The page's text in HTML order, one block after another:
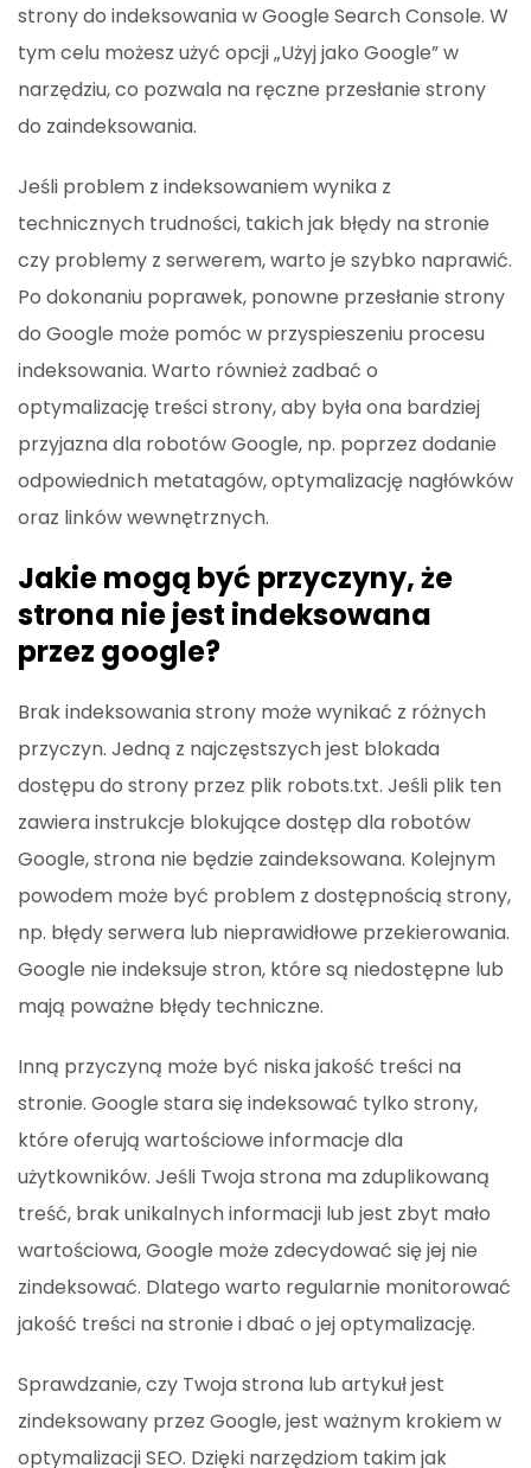
strony do indeksowania w Google Search Console. W
tym celu możesz użyć opcji „Użyj jako Google” w
narzędziu, co pozwala na ręczne przesłanie strony
do zaindeksowania.
Jeśli problem z indeksowaniem wynika z
technicznych trudności, takich jak błędy na stronie
czy problemy z serwerem, warto je szybko naprawić.
Po dokonaniu poprawek, ponowne przesłanie strony
do Google może pomóc w przyspieszeniu procesu
indeksowania. Warto również zadbać o
optymalizację treści strony, aby była ona bardziej
przyjazna dla robotów Google, np. poprzez dodanie
odpowiednich metatagów, optymalizację nagłówków
oraz linków wewnętrznych.
Jakie mogą być przyczyny, że
strona nie jest indeksowana
przez google?
Brak indeksowania strony może wynikać z różnych
przyczyn. Jedną z najczęstszych jest blokada
dostępu do strony przez plik robots.txt. Jeśli plik ten
zawiera instrukcje blokujące dostęp dla robotów
Google, strona nie będzie zaindeksowana. Kolejnym
powodem może być problem z dostępnością strony,
np. błędy serwera lub nieprawidłowe przekierowania.
Google nie indeksuje stron, które są niedostępne lub
mają poważne błędy techniczne.
Inną przyczyną może być niska jakość treści na
stronie. Google stara się indeksować tylko strony,
które oferują wartościowe informacje dla
użytkowników. Jeśli Twoja strona ma zduplikowaną
treść, brak unikalnych informacji lub jest zbyt mało
wartościowa, Google może zdecydować się jej nie
zindeksować. Dlatego warto regularnie monitorować
jakość treści na stronie i dbać o jej optymalizację.
Sprawdzanie, czy Twoja strona lub artykuł jest
zindeksowany przez Google, jest ważnym krokiem w
optymalizacji SEO. Dzięki narzędziom takim jak